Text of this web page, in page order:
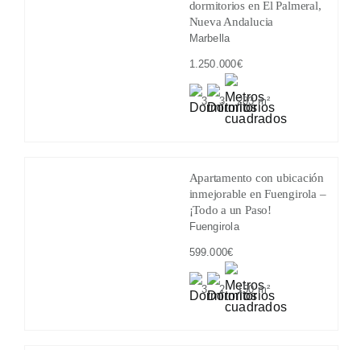
dormitorios en El Palmeral,
Nueva Andalucia
Marbella
3 3 283 m²
1.250.000€
Apartamento con ubicación
inmejorable en Fuengirola –
¡Todo a un Paso!
Fuengirola
3 2 150 m²
599.000€